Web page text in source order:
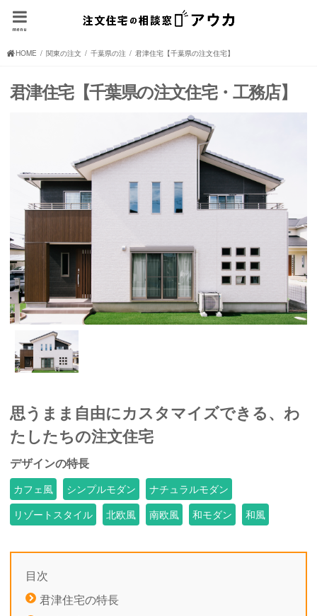
menu
HOME 関東の注文住宅(住宅メーカー、ハウスメーカー)
千葉県の注文住宅(住宅メーカー、ハウスメーカー)
君津住宅【千葉県の注文住宅】
君津住宅【千葉県の注文住宅・工務店】
思うまま自由にカスタマイズできる、わ
たしたちの注文住宅
デザインの特長
カフェ風 シンプルモダン
ナチュラルモダン
リゾートスタイル
北欧風 南欧風 和モダン 和風
目次
君津住宅の特長